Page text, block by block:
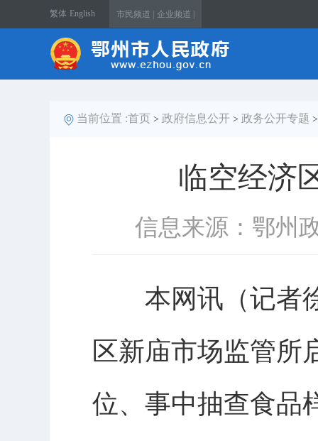
繁体 English 市民频道 | 企业频道 |
当前位置 :首页 > 政府信息公开 > 政务公开专题
临空经济
信息来源：鄂州
本网讯（记者徐
区新庙市场监管所
位、事中抽查食品